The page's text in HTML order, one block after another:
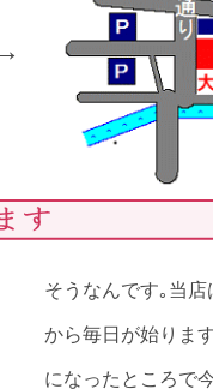
そうなんです｡当店
から毎日が始りま
になったところで